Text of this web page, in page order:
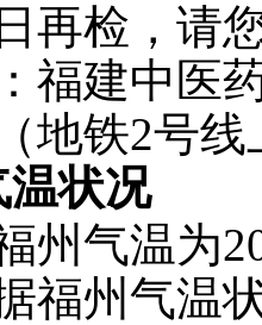
再检，请
福建中医
地铁2号
温状况
气温为
福州气温